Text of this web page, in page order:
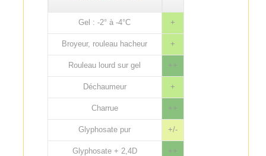
Gel : -2° à -4°C +
Broyeur, rouleau hacheur +
Rouleau lourd sur gel ++
Déchaumeur +
Charrue ++
Glyphosate pur +/-
Glyphosate + 2,4D ++